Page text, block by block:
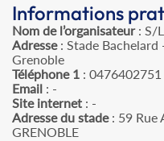
Informations
Nom de l’organisateur: S/L
Adresse: Stade Bachelard
Grenoble
Téléphone 1 : 0476402751
Email : -
Site internet : -
Adresse du stade: 59 Rue
GRENOBLE